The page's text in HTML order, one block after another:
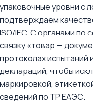
упаковочные уровни с
подтверждаем
ISO/IEC. С органами по
связку «товар —
протоколах испытаний
деклараций, чтобы
маркировкой,
сведений по ТР ЕАЭС.